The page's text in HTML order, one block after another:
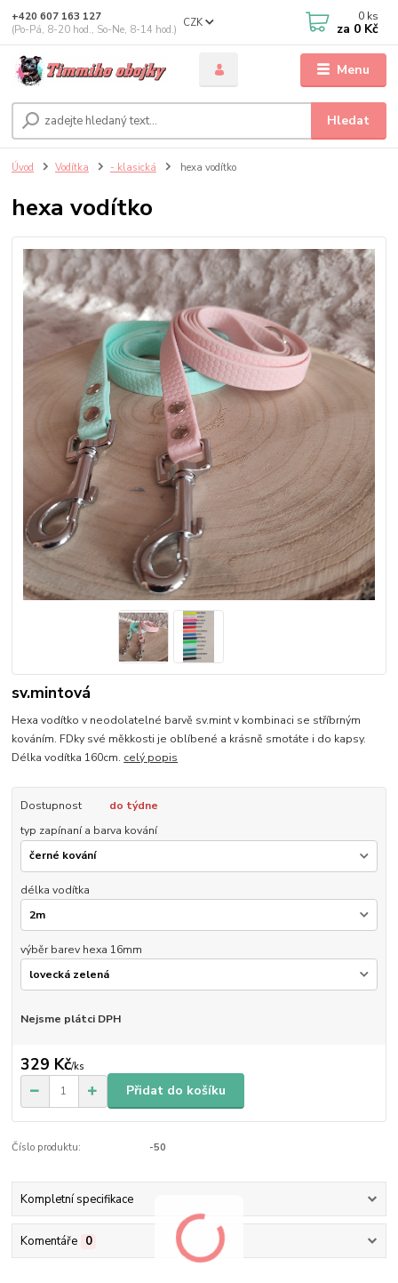
Menu
CZK
Hledat
+420 607 163 127
(Po-Pá, 8-20 hod., So-Ne, 8-14 hod.)
0 ks
za 0 Kč
Úvod Vodítka - klasická hexa vodítko
hexa vodítko
sv.mintová
Hexa vodítko v neodolatelné barvě sv.mint v kombinaci se stříbrným
kováním. FDky své měkkosti je oblíbené a krásně smotáte i do kapsy.
Délka vodítka 160cm. celý popis
Dostupnost
do týdne
typ zapínaní a barva kování
délka vodítka
výběr barev hexa 16mm
Nejsme plátci DPH
329 Kč/ks
Přidat do košíku
Číslo produktu: -50
Kompletní specifikace
Komentáře 0